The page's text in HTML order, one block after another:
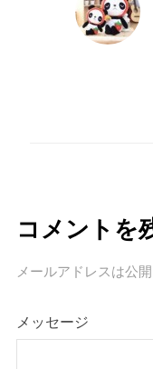
コメントを
メールアドレスは公開
メッセージ